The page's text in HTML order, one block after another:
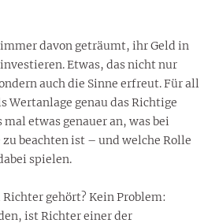
davon geträumt, ihr Geld in
Etwas, das nicht nur
auch die Sinne erfreut. Für all
Wertanlage genau das Richtige
etwas genauer an, was bei
beachten ist – und welche Rolle
spielen.
gehört? Kein Problem:
ist Richter einer der